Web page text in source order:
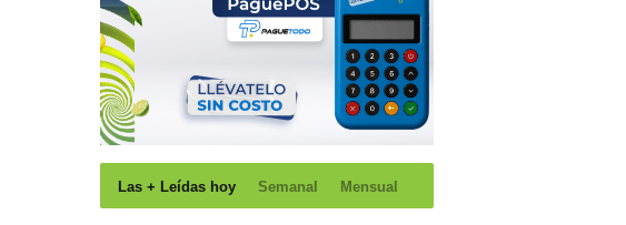
Las + Leídas hoy Semanal Mensual